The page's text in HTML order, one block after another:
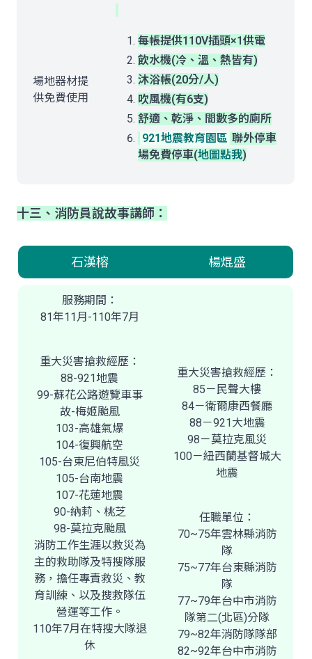
場地器材提
供免費使用
每帳提供110V插頭×1供電
飲水機(冷、溫、熱皆有)
沐浴帳(20分/人)
吹風機(有6支)
舒適、乾淨、間數多的廁所
921地震教育園區 聯外停車
場免費停車(地圖點我)
十三、消防員說故事講師：
石漢榕 楊焜盛
服務期間：
81年11月-110年7月
重大災害搶救經歷：
88-921地震
99-蘇花公路遊覽車事
故-梅姬颱風
103-高雄氣爆
104-復興航空
105-台東尼伯特風災
105-台南地震
107-花蓮地震
90-納莉、桃芝
98-莫拉克颱風
消防工作生涯以救災為
主的救助隊及特搜隊服
務，擔任專責救災、教
育訓練、以及搜救隊伍
營運等工作。
110年7月在特搜大隊退
休
重大災害搶救經歷：
85－民聲大樓
84－衛爾康西餐廳
88－921大地震
98－莫拉克風災
100－紐西蘭基督城大
地震
任職單位：
70~75年雲林縣消防
隊
75~77年台東縣消防
隊
77~79年台中市消防
隊第二(北區)分隊
79~82年消防隊隊部
82~92年台中市消防